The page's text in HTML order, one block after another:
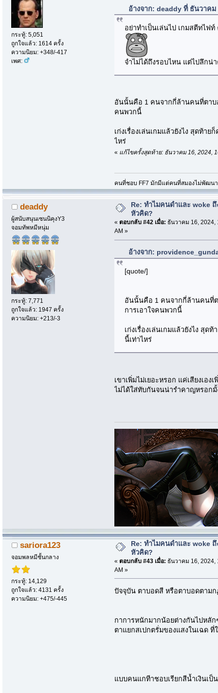
กระทู้: 5,051
ถูกใจแล้ว: 1614 ครั้ง
ความนิยม: +348/-417
เพศ:
อ้างจาก: deaddy ที่ ธันวาคม
อย่าทำเป็นเล่นไป เกมสตีทไฟ
จำไม่ได้ถึงรอบไหน แต่ไปลึกน่
อันนั้นคือ 1 คนจากกี่ล้านคนที่ตาบ
คนพวกนี้
เก่งเรื่องเล่นเกมแล้วยังไง สุดท้า
ไหร่
« แก้ไขครั้งสุดท้าย: ธันวาคม 16, 2024,
คนที่ชอบ FF7 มักมีแต่คนที่สมองไม่พัฒนา
deaddy
ผู้สนับสนุนเซนนิคุงY3
จอมทัพหมีหนุ่ม
กระทู้: 7,771
ถูกใจแล้ว: 1947 ครั้ง
ความนิยม: +213/-3
Re: ทำไมคนดำและ woke ถึ
หัวคิด?
« ตอบกลับ #42 เมื่อ: ธันวาคม 16, 2024,
AM »
อ้างจาก:
[quote/]
อันนั้นคือ 1 คนจากกี่ล้านคนที่ต
การเอาใจคนพวกนี้
เก่งเรื่องเล่นเกมแล้วยังไง สุ
นี้เท่าไหร่
เขาเพิ่มไม่เยอะหรอก แค่เสียงเอ
ไม่ได้ใส่ทับกันจนน่ารำคาญหรอกมั้
sariora123
จอมพลหมีชั้นกลาง
กระทู้: 14,129
ถูกใจแล้ว: 4131 ครั้ง
ความนิยม: +475/-445
Re: ทำไมคนดำและ woke ถึ
หัวคิด?
« ตอบกลับ #43 เมื่อ: ธันวาคม 16, 2024,
AM »
ปัจจุบัน ตาบอดสี หรือตาบอดตามก
กาการหนักมากน้อยต่างกันไปหลั
ตาแยกสเปกตรั่มของแสงในเฉด ที่
แบบคนแกทีาชอบเรียกสีน้ำเงินเป็